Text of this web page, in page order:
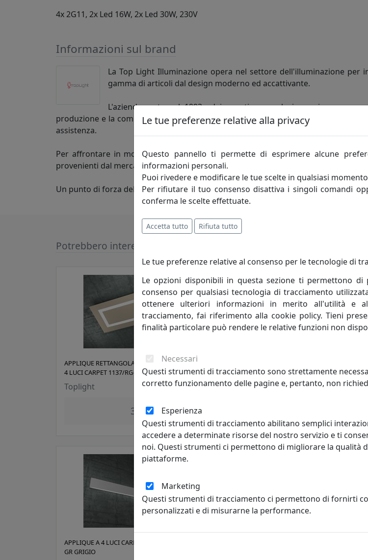
4x 2G11, 2x Led 16W, 2x Led 30W, 230V
Informazioni sul brand
La Top Light Illuminazione opera nel settore dell'illuminazione per
gamma di articoli dal design moderno ed accattivante.
L'azienda, nata nel 1993 ed in continua evoluzione, si pone
produzione e la commercializzazione di articoli con un indubbio rapporto
assistenza.
Per affrontare in modo adeguato le esigenze della propria clientela, la Top
provenienti dal mercato, impegnandosi in una continua innovazione dei prodotti,
Un punto di forza dell'azienda è la possibilità di produrre piccoli lotti realizzati
Potrebbero interessarti
APPLIQUE RETTANGOLARE GRANDE A
4 LUCI CARPET 1137/RG-SA SABBIA
Toplight
347,00 €
LUCI CARPET 1137/RM-GR GRIGIO
Toplight
A 4
APPLIQUE A 4 LUCI CARPET 1137/A90-
GR GRIGIO
Le tue preferenze relative alla privacy
Questo pannello ti permette di esprimere alcune
informazioni personali.
Puoi rivedere e modificare le tue scelte in qualsiasi
Per rifiutare il tuo consenso disattiva i singoli comandi
conferma le scelte effettuate.
Accetta tutto Rifiuta tutto
Le tue preferenze relative al consenso per le tecnologie di
Le opzioni disponibili in questa sezione ti permettono di
consenso per qualsiasi tecnologia di tracciamento
ottenere ulteriori informazioni in merito all'utilità e
tracciamento, fai riferimento alla cookie policy. Tieni
finalità particolare può rendere le relative funzioni non
Necessari
Questi strumenti di tracciamento sono strettamente
corretto funzionamento delle pagine e, pertanto, non
Esperienza
Questi strumenti di tracciamento abilitano semplici
accedere a determinate risorse del nostro servizio e ti
noi. Questi strumenti ci permettono di migliorare la qualità
piattaforme.
Marketing
Questi strumenti di tracciamento ci permettono di fornirti
personalizzati e di misurarne la performance.